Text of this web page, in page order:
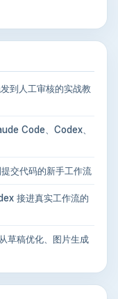
到人工审核的实战教
Code、Codex、
交代码的新手工作流
接进真实工作流的
草稿优化、图片生成